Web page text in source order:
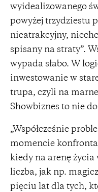
wyidealizowanego
powyżej trzydziestu
nieatrakcyjny,
spisany na straty”.
wypada słabo. W
inwestowanie w
trupa, czyli na
Showbiznes to nie
„Współcześnie
momencie
kiedy na arenę życia
liczba, jak np.
pięciu lat dla tych,